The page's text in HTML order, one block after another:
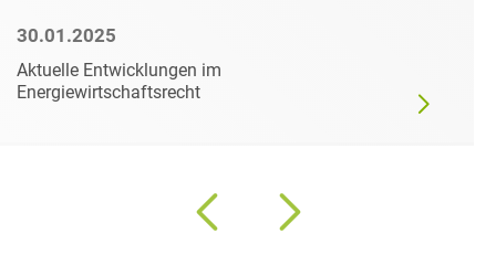
30.01.2025
Aktuelle Entwicklungen im
Energiewirtschaftsrecht